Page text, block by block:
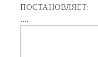
ПОСТАНОВЛЯЕТ:
....